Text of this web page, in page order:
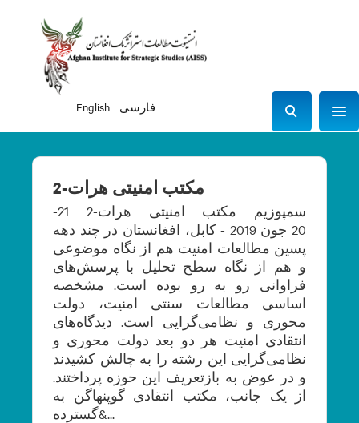
English فارسی
S
e
a
h
مکتب امنیتی هرات-2
سمپوزیم مکتب امنیتی هرات-2 21-
20 جون 2019 - کابل، افغانستان در چند دهه
پسین مطالعات امنیت هم از نگاه موضوعی
و هم از نگاه سطح تحلیل با پرسش‌های
فراوانی رو به رو بوده است. مشخصه
اساسی مطالعات سنتی امنیت، دولت
محوری و نظامی‌گرایی است. دیدگاه‌های
انتقادی امنیت هر دو بعد دولت محوری و
نظامی‌گرایی این رشته را به چالش کشیدند
و در عوض به بازتعریف این حوزه پرداختند.
از یک جانب، مکتب انتقادی گوپنهاگن به
گسترده&...